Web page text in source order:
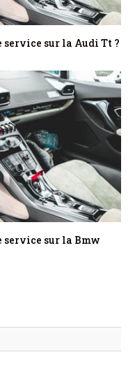
sur la Audi Tt ?
service sur la Bmw